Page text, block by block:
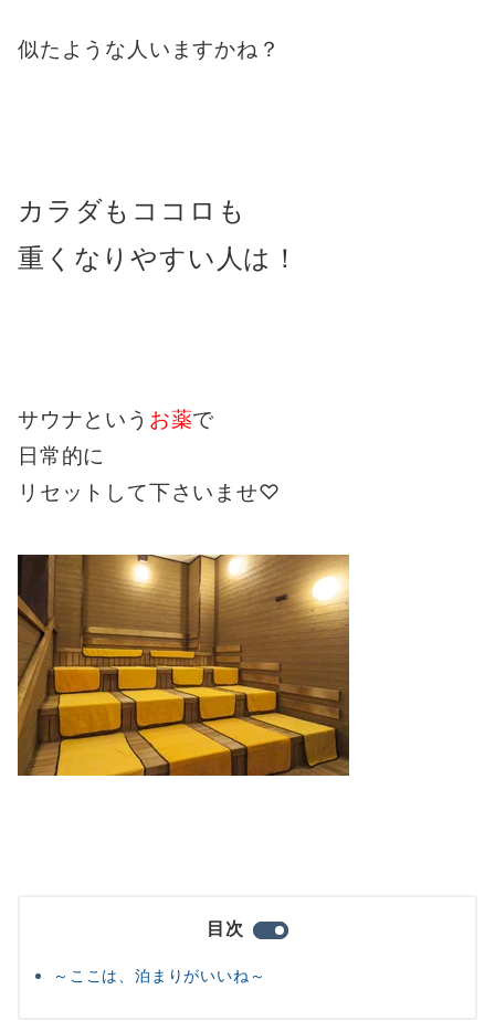
似たような人いますかね？
カラダもココロも
重くなりやすい人は！
サウナという お薬で
日常的に
リセットして下さいませ♡
目次
～ここは、泊まりがいいね～